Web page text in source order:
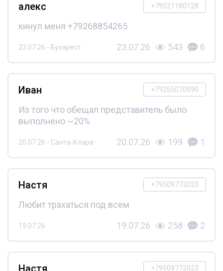
+79521180128
алекс
кинул меня +79268854265
23.07.26 - Бухарест 23.07.26 543 6
+79255070590
Иван
Из того что обещал представитель было
выполнено ~20%
20.07.26 - Санта-Клара 20.07.26 199 1
+79509772023
Настя
Любит трахаться под всем
19.07.26 19.07.26 258 2
+79509772023